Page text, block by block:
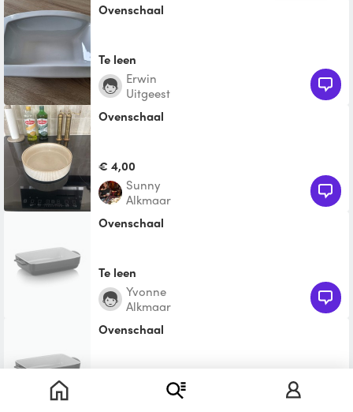
Ovenschaal
Te leen
Erwin
Uitgeest
Ovenschaal
€ 4,00
Sunny
Alkmaar
Ovenschaal
Te leen
Yvonne
Alkmaar
Ovenschaal